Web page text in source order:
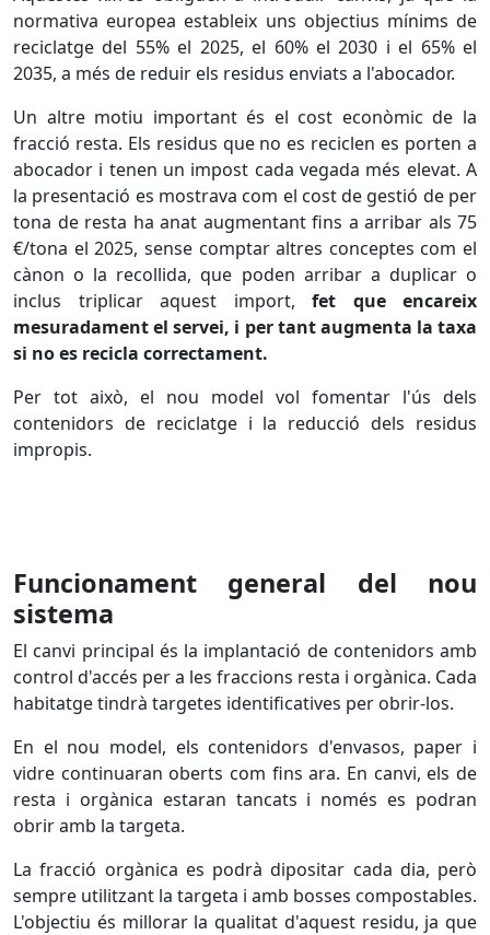
normativa europea estableix uns objectius mínims de
reciclatge del 55% el 2025, el 60% el 2030 i el 65% el
2035, a més de reduir els residus enviats a l'abocador.
Un altre motiu important és el cost econòmic de la
fracció resta. Els residus que no es reciclen es porten a
abocador i tenen un impost cada vegada més elevat. A
la presentació es mostrava com el cost de gestió de per
tona de resta ha anat augmentant fins a arribar als 75
€/tona el 2025, sense comptar altres conceptes com el
cànon o la recollida, que poden arribar a duplicar o
inclus triplicar aquest import, fet que encareix
mesuradament el servei, i per tant augmenta la taxa
si no es recicla correctament.
Per tot això, el nou model vol fomentar l'ús dels
contenidors de reciclatge i la reducció dels residus
impropis.
Funcionament general del nou
sistema
El canvi principal és la implantació de contenidors amb
control d'accés per a les fraccions resta i orgànica. Cada
habitatge tindrà targetes identificatives per obrir-los.
En el nou model, els contenidors d'envasos, paper i
vidre continuaran oberts com fins ara. En canvi, els de
resta i orgànica estaran tancats i només es podran
obrir amb la targeta.
La fracció orgànica es podrà dipositar cada dia, però
sempre utilitzant la targeta i amb bosses compostables.
L'objectiu és millorar la qualitat d'aquest residu, ja que